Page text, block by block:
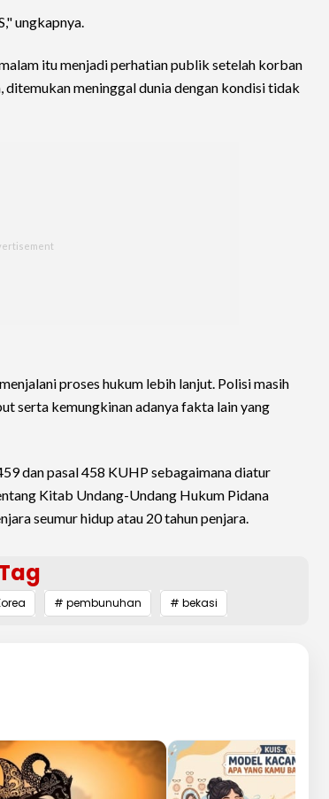
ungkapnya.
itu menjadi perhatian publik setelah korban
ditemukan meninggal dunia dengan kondisi tidak
proses hukum lebih lanjut. Polisi masih
serta kemungkinan adanya fakta lain yang
dan pasal 458 KUHP sebagaimana diatur
Kitab Undang-Undang Hukum Pidana
seumur hidup atau 20 tahun penjara.
# pembunuhan # bekasi